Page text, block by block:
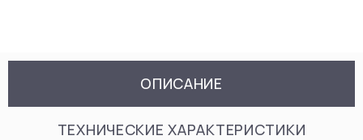
ОПИСАНИЕ
ТЕХНИЧЕСКИЕ ХАРАКТЕРИСТИКИ